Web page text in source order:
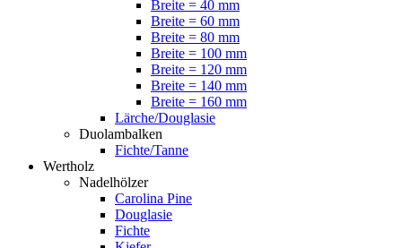
Breite = 40 mm
Breite = 60 mm
Breite = 80 mm
Breite = 100 mm
Breite = 120 mm
Breite = 140 mm
Breite = 160 mm
Lärche/Douglasie
Duolambalken
Fichte/Tanne
Wertholz
Nadelhölzer
Carolina Pine
Douglasie
Fichte